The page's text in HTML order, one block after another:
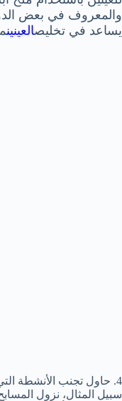
والمعروف في بعض الدول
يساعد في تخليصالعينين
4. حاول تجنب الأنشطة
سبيل المثال، نزول